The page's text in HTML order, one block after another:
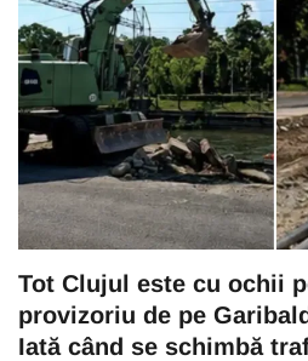
Tot Clujul este cu ochii
provizoriu de pe
Iată când se schimbă